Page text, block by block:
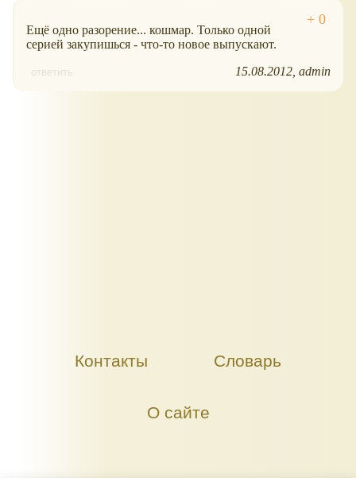
Ещё одно разорение... кошмар. Только одной
серией закупишься - что-то новое выпускают.
ответить 15.08.2012 admin
Контакты Словарь
О сайте